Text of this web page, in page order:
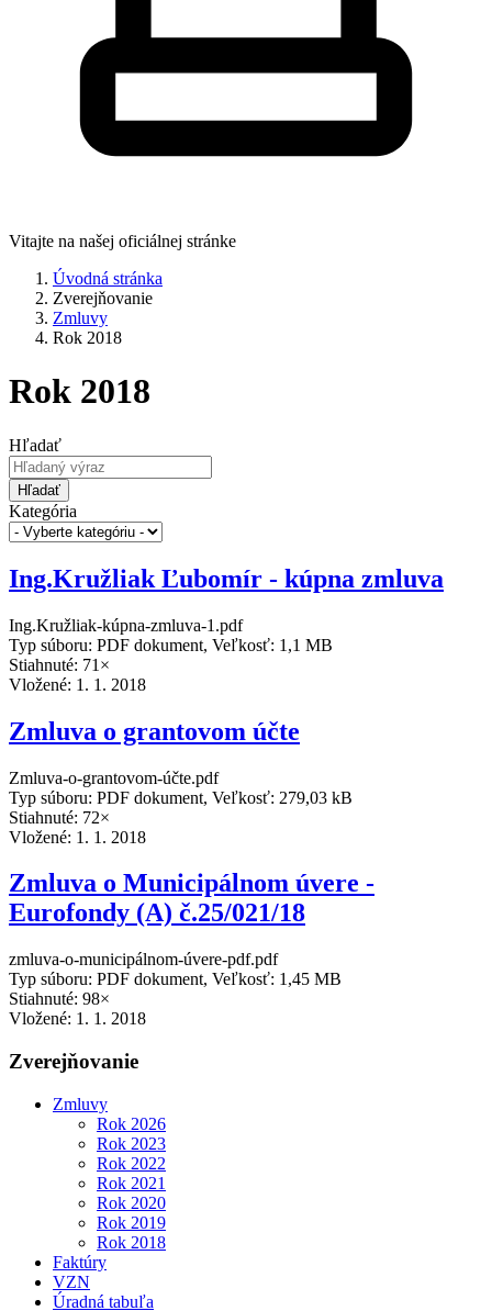
Vitajte na našej oficiálnej stránke
Úvodná stránka
Zverejňovanie
Zmluvy
Rok 2018
Rok 2018
Hľadať
Hľadať
Kategória
Ing.Kružliak Ľubomír - kúpna zmluva
Ing.Kružliak-kúpna-zmluva-1.pdf
Typ súboru: PDF dokument, Veľkosť: 1,1 MB
Stiahnuté: 71×
Vložené: 1. 1. 2018
Zmluva o grantovom účte
Zmluva-o-grantovom-účte.pdf
Typ súboru: PDF dokument, Veľkosť: 279,03 kB
Stiahnuté: 72×
Vložené: 1. 1. 2018
Zmluva o Municipálnom úvere -
Eurofondy (A) č.25/021/18
zmluva-o-municipálnom-úvere-pdf.pdf
Typ súboru: PDF dokument, Veľkosť: 1,45 MB
Stiahnuté: 98×
Vložené: 1. 1. 2018
Zverejňovanie
Zmluvy
Rok 2026
Rok 2023
Rok 2022
Rok 2021
Rok 2020
Rok 2019
Rok 2018
Faktúry
VZN
Úradná tabuľa